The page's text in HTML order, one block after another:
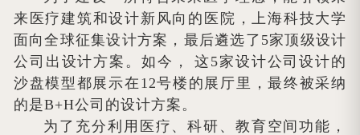
来医疗建筑和设计新风向的医院，上海科技大学
面向全球征集设计方案，最后遴选了5家顶级设计
公司出设计方案。如今， 这5家设计公司设计的
沙盘模型都展示在12号楼的展厅里，最终被采纳
的是B+H公司的设计方案。
为了充分利用医疗、科研、教育空间功能，